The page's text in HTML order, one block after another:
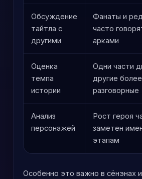
Обсуждение
тайтла с
другими
Фанаты и
часто
арками
Оценка
темпа
истории
Одни части
другие более
разговорные
Анализ
персонажей
Рост героя
заметен
этапам
Особенно это важно в сёнэнах